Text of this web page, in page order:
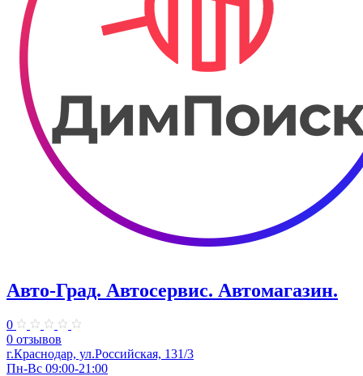
Авто-Град. Автосервис. Автомагазин.
0
0 отзывов
г.Краснодар, ул.Российская, 131/3
Пн-Вс 09:00-21:00